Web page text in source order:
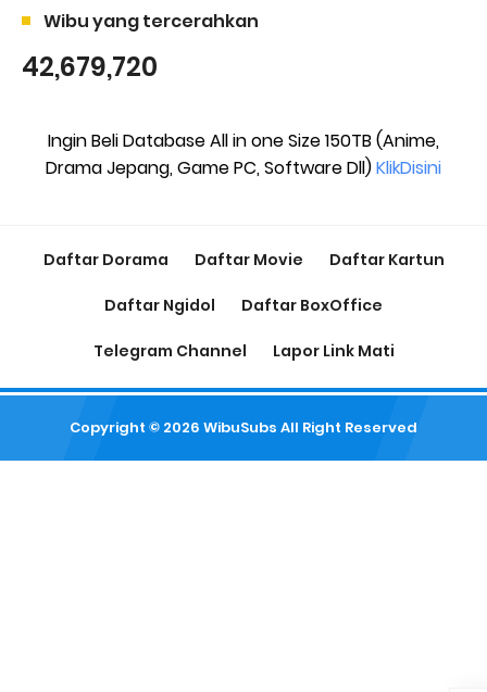
Wibu yang tercerahkan
42,679,720
Ingin Beli Database All in one Size 150TB (Anime,
Drama Jepang, Game PC, Software Dll)KlikDisini
Daftar Dorama Daftar Movie Daftar Kartun
Daftar Ngidol Daftar BoxOffice
Telegram Channel Lapor Link Mati
Copyright © 2026 WibuSubs All Right Reserved